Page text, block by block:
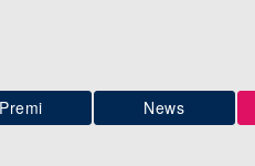
Premi News